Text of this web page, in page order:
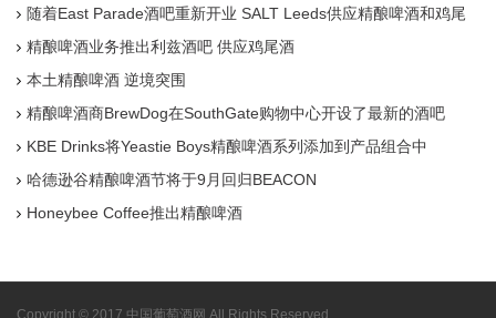
随着East Parade酒吧重新开业 SALT Leeds供应精酿啤酒和鸡尾
精酿啤酒业务推出利兹酒吧 供应鸡尾酒
本土精酿啤酒 逆境突围
精酿啤酒商BrewDog在SouthGate购物中心开设了最新的酒吧
KBE Drinks将Yeastie Boys精酿啤酒系列添加到产品组合中
哈德逊谷精酿啤酒节将于9月回归BEACON
Honeybee Coffee推出精酿啤酒
Copyright © 2017 中国葡萄酒网 All Rights Reserved